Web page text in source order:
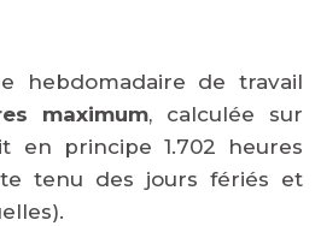
hebdomadaire de travail
maximum, calculée sur
en principe 1.702 heures
tenu des jours fériés et